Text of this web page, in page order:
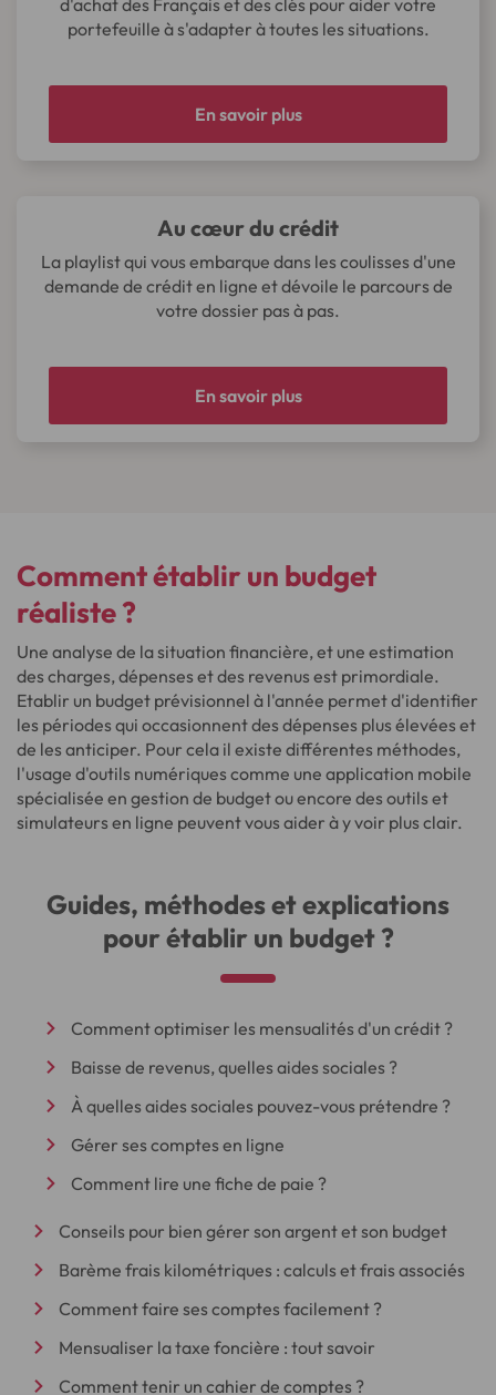
d'achat des Français et des clés pour aider votre
portefeuille à s'adapter à toutes les situations.
En savoir plus
Au cœur du crédit
La playlist qui vous embarque dans les coulisses d'une
demande de crédit en ligne et dévoile le parcours de
votre dossier pas à pas.
En savoir plus
Comment établir un budget
réaliste ?
Une analyse de la situation financière, et une estimation
des charges, dépenses et des revenus est primordiale.
Etablir un budget prévisionnel à l'année permet d'identifier
les périodes qui occasionnent des dépenses plus élevées et
de les anticiper. Pour cela il existe différentes méthodes,
l'usage d'outils numériques comme une application mobile
spécialisée en gestion de budget ou encore des outils et
simulateurs en ligne peuvent vous aider à y voir plus clair.
Guides, méthodes et explications
pour établir un budget ?
Comment optimiser les mensualités d'un crédit ?
Baisse de revenus, quelles aides sociales ?
À quelles aides sociales pouvez-vous prétendre ?
Gérer ses comptes en ligne
Comment lire une fiche de paie ?
Conseils pour bien gérer son argent et son budget
Barème frais kilométriques : calculs et frais associés
Comment faire ses comptes facilement ?
Mensualiser la taxe foncière : tout savoir
Comment tenir un cahier de comptes ?